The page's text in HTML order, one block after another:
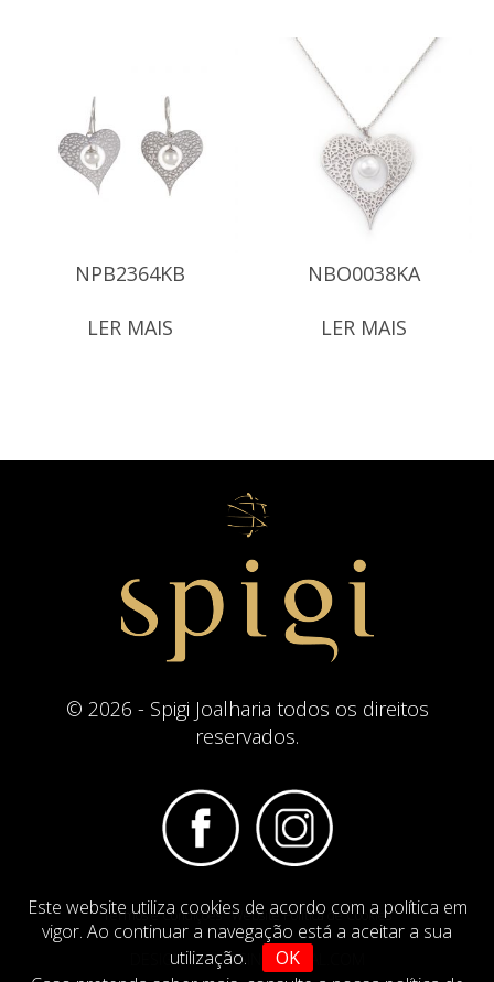
Este website utiliza cookies de acordo com a política em
vigor. Ao continuar a navegação está a aceitar a sua
utilização.
OK
NPB2364KB
LER MAIS
NBO0038KA
LER MAIS
© 2026 - Spigi Joalharia todos os direitos
reservados.
Termos e Condições Website Politica de Cookies
DESIGN BYIMAGINEVIRTUAL.COM